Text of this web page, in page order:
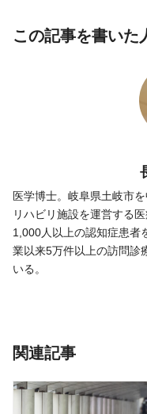
この記事を書いた
医学博士。岐阜県土岐市
リハビリ施設を運営する
1,000人以上の認知症患者
業以来5万件以上の訪問診
いる。
関連記事